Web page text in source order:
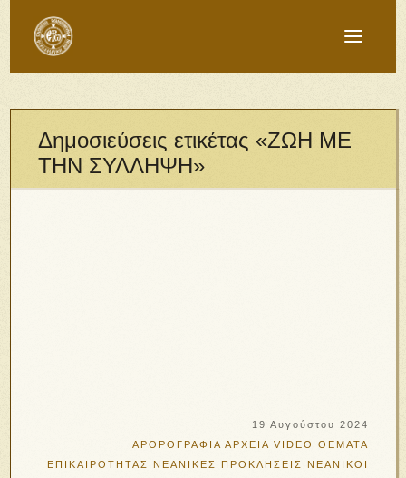
Δημοσιεύσεις ετικέτας «ΖΩΗ ΜΕ
ΤΗΝ ΣΥΛΛΗΨΗ»
19 Αυγούστου 2024
ΑΡΘΡΟΓΡΑΦΙΑ ΑΡΧΕΙΑ VIDEO
ΘΕΜΑΤΑ
ΕΠΙΚΑΙΡΟΤΗΤΑΣ
ΝΕΑΝΙΚΕΣ ΠΡΟΚΛΗΣΕΙΣ
ΝΕΑΝΙΚΟΙ